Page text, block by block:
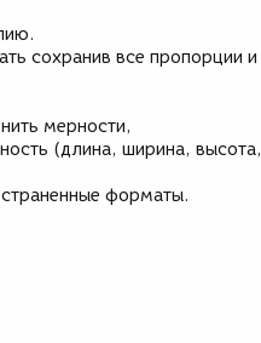
сохранив все пропорции и
мерности,
(длина, ширина, высота,
форматы.